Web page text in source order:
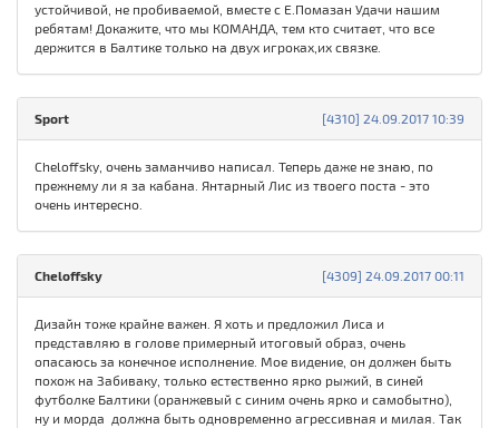
устойчивой, не пробиваемой, вместе с Е.Помазан Удачи нашим
ребятам! Докажите, что мы КОМАНДА, тем кто считает, что все
держится в Балтике только на двух игроках,их связке.
[4310] 24.09.2017 10:39
Sport
Cheloffsky, очень заманчиво написал. Теперь даже не знаю, по
прежнему ли я за кабана. Янтарный Лис из твоего поста - это
очень интересно.
[4309] 24.09.2017 00:11
Cheloffsky
Дизайн тоже крайне важен. Я хоть и предложил Лиса и
представляю в голове примерный итоговый образ, очень
опасаюсь за конечное исполнение. Мое видение, он должен быть
похож на Забиваку, только естественно ярко рыжий, в синей
футболке Балтики (оранжевый с синим очень ярко и самобытно),
ну и морда должна быть одновременно агрессивная и милая. Так